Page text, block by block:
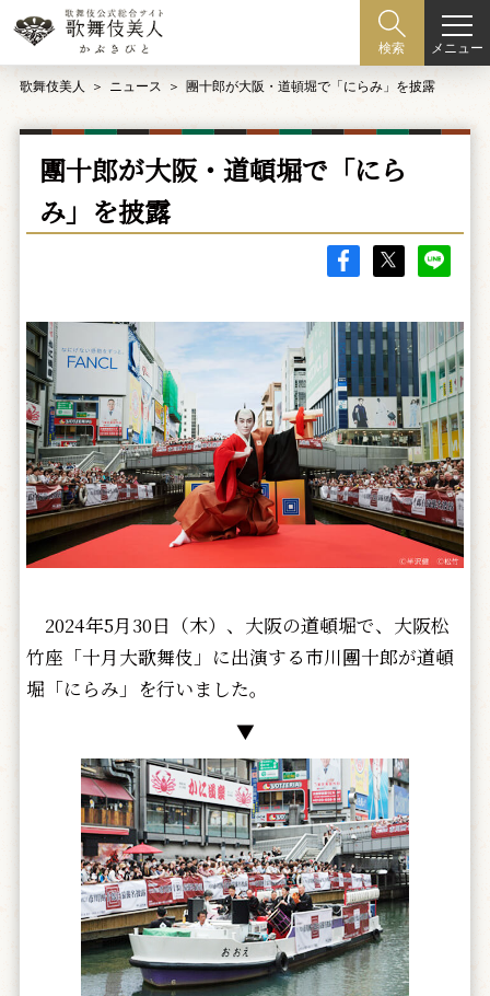
検索 メニュー
歌舞伎美人 ニュース 團十郎が大阪・道頓堀で「にらみ」を披露
團十郎が大阪・道頓堀で「にら
み」を披露
2024年5月30日（木）、大阪の道頓堀で、大阪松
竹座「十月大歌舞伎」に出演する市川團十郎が道頓
堀「にらみ」を行いました。
▼